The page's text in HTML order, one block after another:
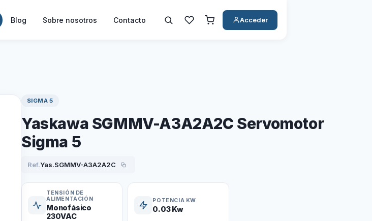
Blog Sobre nosotros Contacto Acceder
SIGMA 5
Yaskawa SGMMV-A3A2A2C Servomotor
Sigma 5
Ref.Yas.SGMMV-A3A2A2C
TENSIÓN DE
ALIMENTACIÓN
Monofásico
230VAC
POTENCIA KW
0.03 Kw